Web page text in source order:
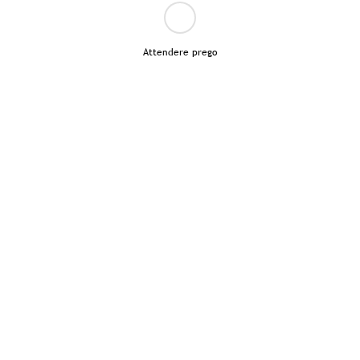
Attendere prego